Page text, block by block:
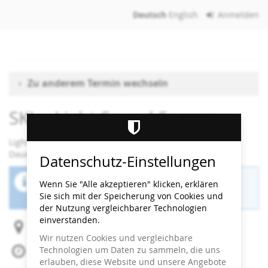
Deutsch English Anmelden
Zu anderem Termin wechseln
SKL - Light Sound Senses
Light Sound Senses
Dauer: 90 Minuten
Der Buchungszeitraum für diese Veranstaltung
ist beendet.
Heidi Horten Collection
Mi, 12. Februar 2025
Beginn:08:30Uhr
Datenschutz-Einstellungen
Wenn Sie "Alle akzeptieren" klicken, erklären
Sie sich mit der Speicherung von Cookies und
der Nutzung vergleichbarer Technologien
einverstanden.
Wir nutzen Cookies und vergleichbare
Technologien um Daten zu sammeln, die uns
erlauben, diese Website und unsere Angebote